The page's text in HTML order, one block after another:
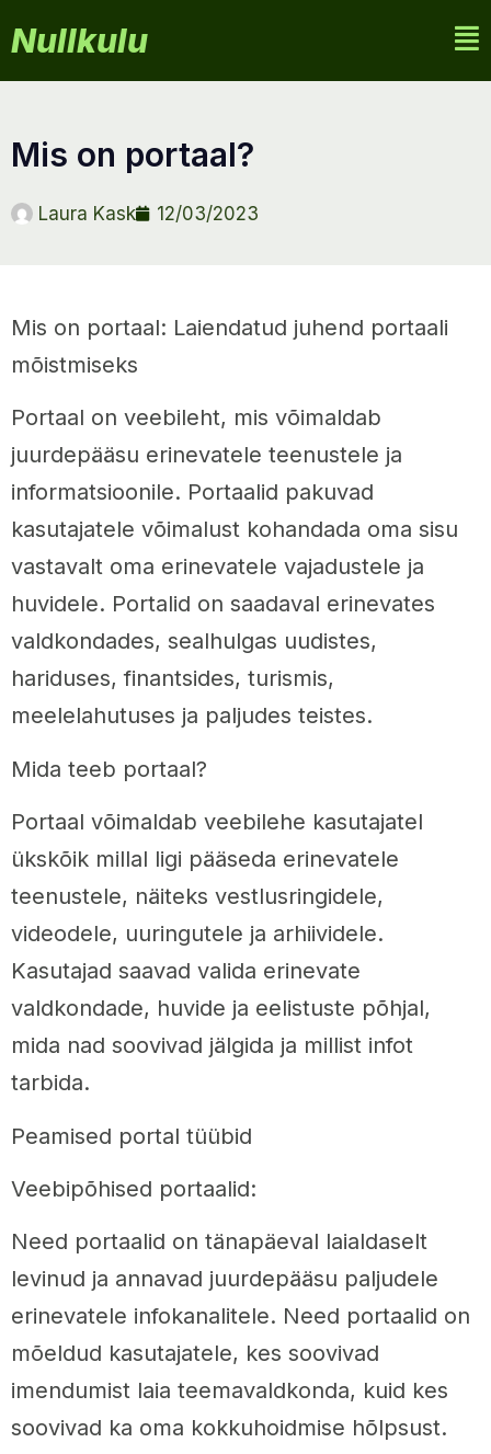
Nullkulu
mis on portaal?
Laura Kask 12/03/2023
Mis on portaal: Laiendatud juhend portaali
mõistmiseks
Portaal on veebileht, mis võimaldab
juurdepääsu erinevatele teenustele ja
informatsioonile. Portaalid pakuvad
kasutajatele võimalust kohandada oma sisu
vastavalt oma erinevatele vajadustele ja
huvidele. Portalid on saadaval erinevates
valdkondades, sealhulgas uudistes,
hariduses, finantsides, turismis,
meelelahutuses ja paljudes teistes.
Mida teeb portaal?
Portaal võimaldab veebilehe kasutajatel
ükskõik millal ligi pääseda erinevatele
teenustele, näiteks vestlusringidele,
videodele, uuringutele ja arhiividele.
Kasutajad saavad valida erinevate
valdkondade, huvide ja eelistuste põhjal,
mida nad soovivad jälgida ja millist infot
tarbida.
Peamised portal tüübid
Veebipõhised portaalid:
Need portaalid on tänapäeval laialdaselt
levinud ja annavad juurdepääsu paljudele
erinevatele infokanalitele. Need portaalid on
mõeldud kasutajatele, kes soovivad
imendumist laia teemavaldkonda, kuid kes
soovivad ka oma kokkuhoidmise hõlpsust.